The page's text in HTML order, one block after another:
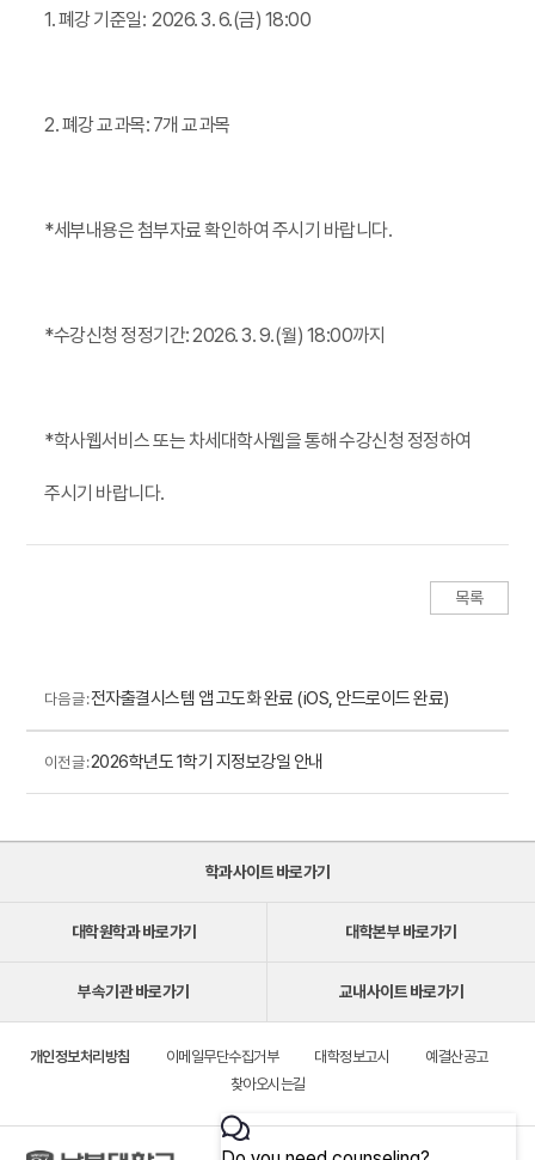
1. 폐강 기준일: 2026. 3. 6.(금) 18:00
2. 폐강 교과목: 7개 교과목
*세부내용은 첨부자료 확인하여 주시기 바랍니다.
*수강신청 정정기간: 2026. 3. 9.(월) 18:00까지
*학사웹서비스 또는 차세대학사웹을 통해 수강신청 정정하여
주시기 바랍니다.
목록
다음 글 :전자출결시스템 앱 고도화 완료 (iOS, 안드로이드 완료)
이전 글 :2026학년도 1학기 지정보강일 안내
학과사이트 바로가기
대학원학과 바로가기 대학본부 바로가기
부속기관 바로가기 교내사이트 바로가기
개인정보처리방침 이메일무단수집거부 대학정보고시
예결산공고
찾아오시는길